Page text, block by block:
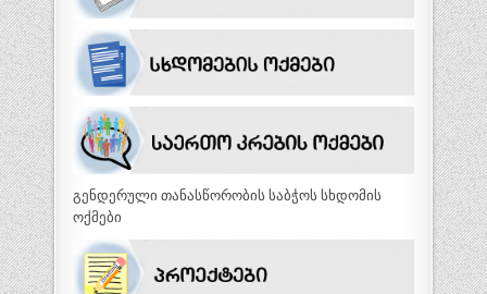
გენდერული თანასწორობის საბჭოს სხდომის
ოქმები